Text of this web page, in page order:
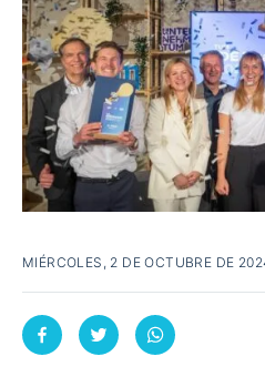
MIÉRCOLES, 2 DE OCTUBRE DE